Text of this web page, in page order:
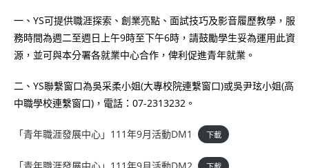
一、YS可提供職涯探索、創業亮點、面試技巧及影音履歷教學，服
務時間為週二至週日上午9時至下午6時，請鼓勵學生妥為運用此資
源，並可與本分署各就業中心合作，俾利促進青年就業。
二、YS聯繫窗口為吳采柔小姐(大專校院連繫窗口)或吳尹玹小姐(高
中職學校連繫窗口)，電話：07-2313232。
「青年職涯發展中心」111年9月活動DM1 下載